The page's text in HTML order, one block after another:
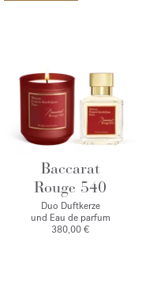
Baccarat
Rouge 540
Duo Duftkerze
und Eau de parfum
380,00 €